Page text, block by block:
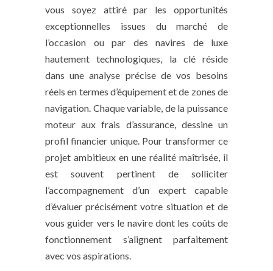
vous soyez attiré par les opportunités
exceptionnelles issues du marché de
l’occasion ou par des navires de luxe
hautement technologiques, la clé réside
dans une analyse précise de vos besoins
réels en termes d’équipement et de zones de
navigation. Chaque variable, de la puissance
moteur aux frais d’assurance, dessine un
profil financier unique. Pour transformer ce
projet ambitieux en une réalité maîtrisée, il
est souvent pertinent de solliciter
l’accompagnement d’un expert capable
d’évaluer précisément votre situation et de
vous guider vers le navire dont les coûts de
fonctionnement s’alignent parfaitement
avec vos aspirations.